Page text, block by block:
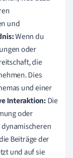
und
Wenn du
oder
die
Dies
und einer
Interaktion: Die
oder
Beiträge der
und auf sie